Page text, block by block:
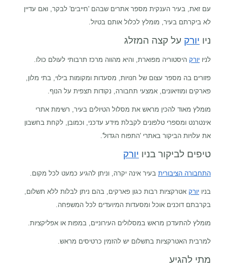
עם זאת, בעיר הענקית מספר אתרים שבהם 'חייבים' לבקר, ואם עדיין
לא ביקרתם בעיר, מומלץ לכלול אותם בטיול.
ניו יורק על קצה המזלג
לניו יורק היסטוריה מפוארת, והיא מהווה מרכז תרבותי לעולם כולו.
פזורים בה מספר עצום של חנויות, מסעדות ומקומות בילוי, בתי מלון,
פארקים ומוזיאונים, אמצעי תחבורה, נקודות תצפית על הנוף.
מומלץ מאוד להכין מראש את מסלול הטיולים בעיר, רשימת אתרי
אינטרנט ומספרי טלפונים לקבלת מידע עדכני, וכמובן, לקחת בחשבון
את עלויות הביקור באתרי 'התפוח הגדול'.
טיפים לביקור בניו יורק
התחבורה הציבורית בעיר אינה יקרה, וניתן להגיע כמעט לכל מקום.
בניו יורק אטרקציות רבות כגון פארקים, בהם ניתן לבלות ללא תשלום,
בקרבתם דוכנים אוכל ומסעדות המיועדים לכל המשפחה.
מומלץ להתעדכן מראש במסלולים העירוניים, במפות או אפליקציות.
למרבית האטרקציות בתשלום יש להזמין כרטיסים מראש.
מתי להגיע